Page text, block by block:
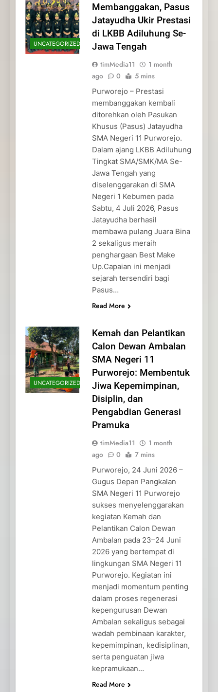
UNCATEGORIZED
Membanggakan, Pasus
Jatayudha Ukir Prestasi
di LKBB Adiluhung Se-
Jawa Tengah
timMedia11
1 month
ago
0 5 mins
Purworejo – Prestasi
membanggakan kembali
ditorehkan oleh Pasukan
Khusus (Pasus) Jatayudha
SMA Negeri 11 Purworejo.
Dalam ajang LKBB Adiluhung
Tingkat SMA/SMK/MA Se-
Jawa Tengah yang
diselenggarakan di SMA
Negeri 1 Kebumen pada
Sabtu, 4 Juli 2026, Pasus
Jatayudha berhasil
membawa pulang Juara Bina
2 sekaligus meraih
penghargaan Best Make
Up.Capaian ini menjadi
sejarah tersendiri bagi
Pasus…
Read More
UNCATEGORIZED
Kemah dan Pelantikan
Calon Dewan Ambalan
SMA Negeri 11
Purworejo: Membentuk
Jiwa Kepemimpinan,
Disiplin, dan
Pengabdian Generasi
Pramuka
timMedia11
1 month
ago
0 7 mins
Purworejo, 24 Juni 2026 –
Gugus Depan Pangkalan
SMA Negeri 11 Purworejo
sukses menyelenggarakan
kegiatan Kemah dan
Pelantikan Calon Dewan
Ambalan pada 23–24 Juni
2026 yang bertempat di
lingkungan SMA Negeri 11
Purworejo. Kegiatan ini
menjadi momentum penting
dalam proses regenerasi
kepengurusan Dewan
Ambalan sekaligus sebagai
wadah pembinaan karakter,
kepemimpinan, kedisiplinan,
serta penguatan jiwa
kepramukaan…
Read More